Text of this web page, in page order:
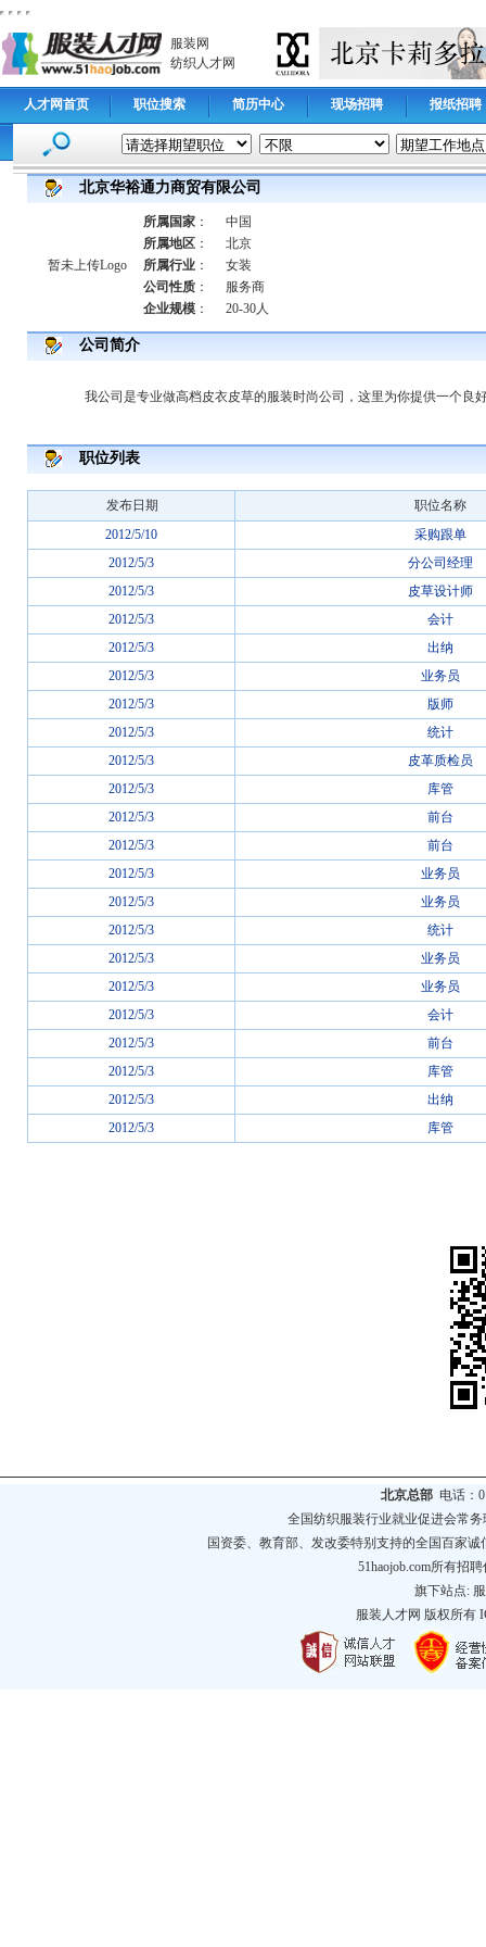
服装网
纺织人才网
人才网首页 职位搜索 简历中心 现场招聘 报纸招聘
北京华裕通力商贸有限公司
暂未上传Logo
所属国家 ：
中国
所属地区 ：
北京
所属行业 ：
女装
公司性质 ：
服务商
企业规模 ： 20-30人
公司简介
我公司是专业做高档皮衣皮草的服装时尚公司，这里为你提供一个良
职位列表
发布日期
职位名称
2012/5/10
采购跟单
2012/5/3
分公司经理
2012/5/3
皮草设计师
2012/5/3
会计
2012/5/3
出纳
2012/5/3
业务员
2012/5/3
版师
2012/5/3
统计
2012/5/3
皮革质检员
2012/5/3
库管
2012/5/3
前台
2012/5/3
前台
2012/5/3
业务员
2012/5/3
业务员
2012/5/3
统计
2012/5/3
业务员
2012/5/3
业务员
2012/5/3
会计
2012/5/3
前台
2012/5/3
库管
2012/5/3
出纳
2012/5/3
库管
北京总部 电话：
全国纺织服装行业就业促进会常务
国资委、教育部、发改委特别支持的全国百家
51haojob.com所有招
旗下站点:
服装人才网 版权所有